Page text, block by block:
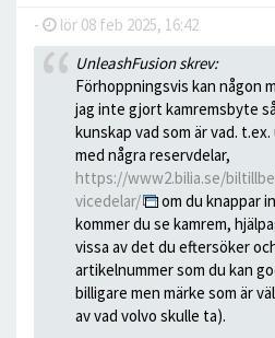
- lör 08 feb 2025, 16:42
UnleashFusion skrev:
Förhoppningsvis kan någon
jag inte gjort kamremsbyte
kunskap vad som är vad.
med några reservdelar,
https://www2.bilia.se/
vicedelar/
om du knappar
kommer du se kamrem,
vissa av det du eftersöker
artikelnummer som du kan
billigare men märke som är
av vad volvo skulle ta).